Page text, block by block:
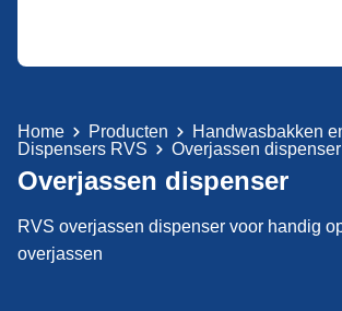
Home Producten
Handwasbakken
Dispensers RVS
Overjassen dispenser
Overjassen dispenser
RVS overjassen dispenser voor handig
overjassen